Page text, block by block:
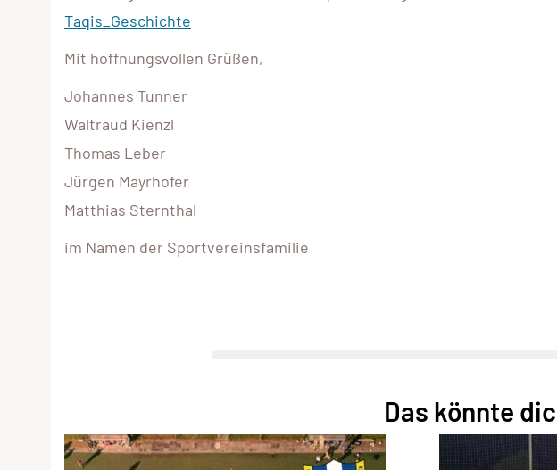
Taqis_Geschichte
Mit hoffnungsvollen Grüßen,
Johannes Tunner
Waltraud Kienzl
Thomas Leber
Jürgen Mayrhofer
Matthias Sternthal
im Namen der Sportvereinsfamilie
Das könnte